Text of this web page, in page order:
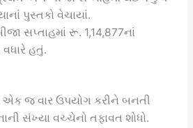
પુસ્તકો વેચાયાં.
સપ્તાહમાં રૂ. 1,14,877નાં
હતું.
એક જ વાર ઉપયોગ કરીને બનતી
સંખ્યા વચ્ચેનો તફાવત શોધો.